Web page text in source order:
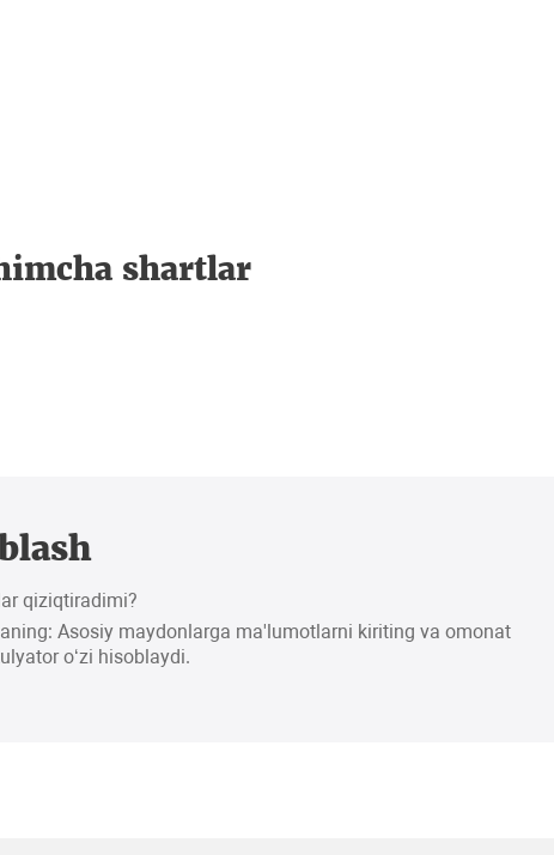
shartlar
qiziqtiradimi?
Asosiy maydonlarga ma'lumotlarni kiriting va omonat
o‘zi hisoblaydi.